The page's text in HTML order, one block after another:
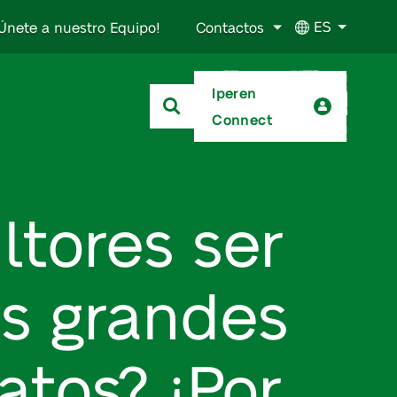
a nuestro Equipo! Contactos ES
Iperen
Connect
ser
grandes